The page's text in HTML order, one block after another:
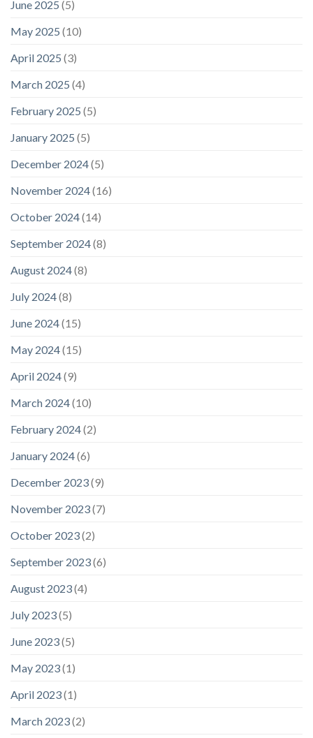
June 2025 (5)
May 2025 (10)
April 2025 (3)
March 2025 (4)
February 2025 (5)
January 2025 (5)
December 2024(5)
November 2024(16)
October 2024(14)
September 2024(8)
August 2024(8)
July 2024(8)
June 2024(15)
May 2024(15)
April 2024(9)
March 2024(10)
February 2024(2)
January 2024(6)
December 2023(9)
November 2023(7)
October 2023(2)
September 2023(6)
August 2023(4)
July 2023(5)
June 2023(5)
May 2023(1)
April 2023(1)
March 2023(2)